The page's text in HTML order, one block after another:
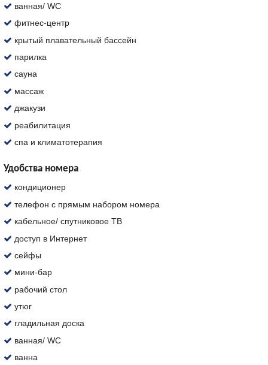
ванная/ WC
фитнес-центр
крытый плавательный бассейн
парилка
сауна
массаж
джакузи
реабилитация
спа и климатотерапия
Удобства номера
кондиционер
телефон с прямым набором номера
кабельное/ спутниковое ТВ
доступ в Интернет
сейфы
мини-бар
рабочий стол
утюг
гладильная доска
ванная/ WC
ванна